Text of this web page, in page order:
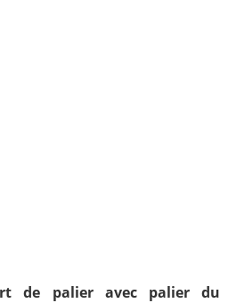
de palier avec palier du